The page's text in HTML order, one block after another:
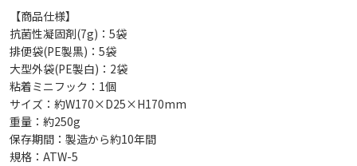
【商品仕様】
抗菌性凝固剤(7g)：5袋
排便袋(PE製黒)：5袋
大型外袋(PE製白)：2袋
粘着ミニフック：1個
サイズ：約W170×D25×H170mm
重量：約250g
保存期間：製造から約10年間
規格：ATW-5